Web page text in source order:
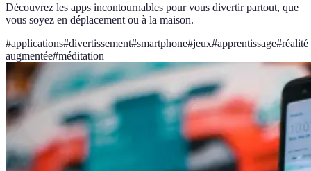
Découvrez les apps incontournables pour vous divertir partout, que
vous soyez en déplacement ou à la maison.
#applications#divertissement#smartphone#jeux#apprentissage#réalité
augmentée#méditation